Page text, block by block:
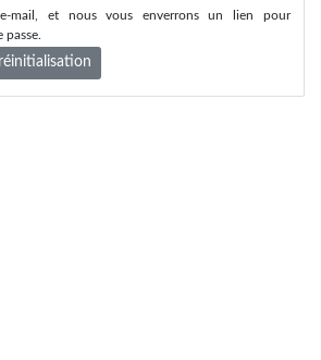
e-mail, et nous vous enverrons un lien pour